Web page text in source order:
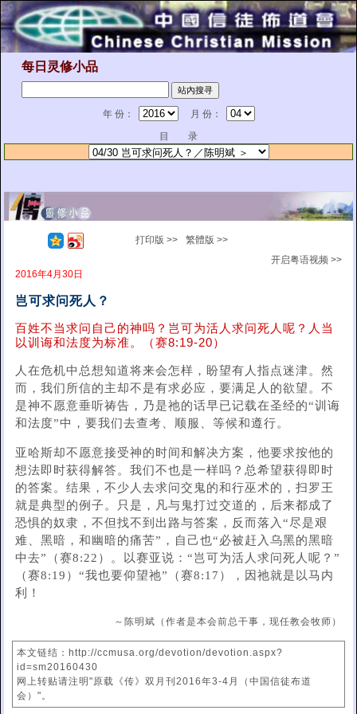
每日灵修小品
年 份：
月 份：
目 录
打印版 >>
繁體版 >>
开启粤语视频 >>
2016年4月30日
岂可求问死人？
百姓不当求问自己的神吗？岂可为活人求问死人呢？人当
以训诲和法度为标准。（赛8:19-20）
人在危机中总想知道将来会怎样，盼望有人指点迷津。然
而，我们所信的主却不是有求必应，要满足人的欲望。不
是神不愿意垂听祷告，乃是祂的话早已记载在圣经的“训诲
和法度”中，要我们去查考、顺服、等候和遵行。
亚哈斯却不愿意接受神的时间和解决方案，他要求按他的
想法即时获得解答。我们不也是一样吗？总希望获得即时
的答案。结果，不少人去求问交鬼的和行巫术的，扫罗王
就是典型的例子。只是，凡与鬼打过交道的，后来都成了
恐惧的奴隶，不但找不到出路与答案，反而落入“尽是艰
难、黑暗，和幽暗的痛苦”，自己也“必被赶入乌黑的黑暗
中去”（赛8:22）。以赛亚说：“岂可为活人求问死人呢？”
（赛8:19）“我也要仰望祂”（赛8:17），因祂就是以马内
利！
～陈明斌（作者是本会前总干事，现任教会牧师）
本文链结：http://ccmusa.org/devotion/devotion.aspx?
id=sm20160430
网上转贴请注明"原载《传》双月刊2016年3-4月（中国信徒布道
会）"。